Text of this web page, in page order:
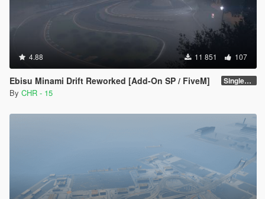
4.88 11 851 107
Ebisu Minami Drift Reworked [Add-On SP / FiveM] SinglePlayer [Addon] 1.2
By CHR - 15